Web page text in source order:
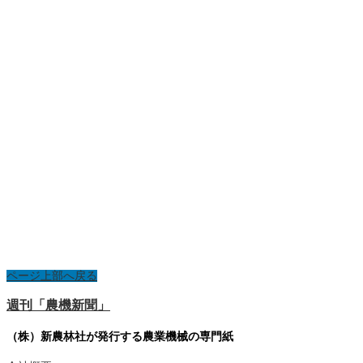
ページ上部へ戻る
週刊「農機新聞」
（株）新農林社が発行する農業機械の専門紙